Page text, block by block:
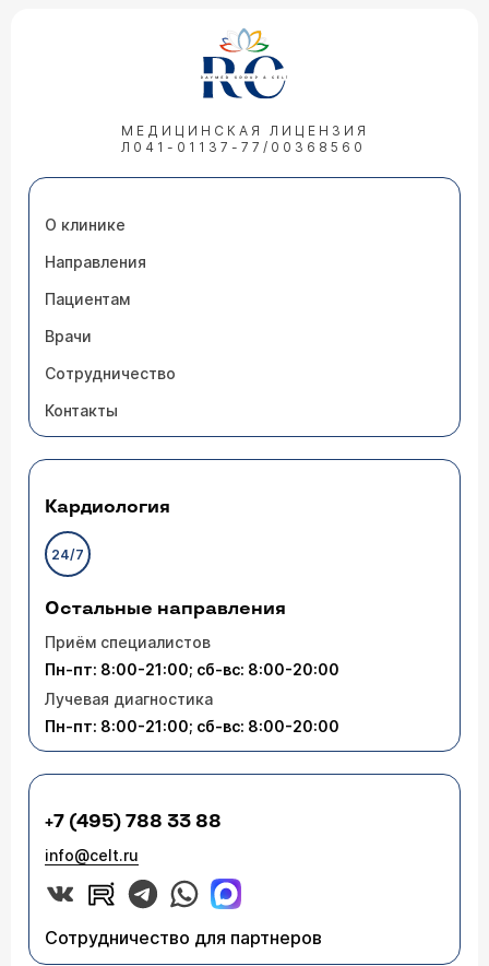
МЕДИЦИНСКАЯ ЛИЦЕНЗИЯ
Л041-01137-77/00368560
О клинике
Направления
Пациентам
Врачи
Сотрудничество
Контакты
Кардиология
24/7
Остальные направления
Приём специалистов
Пн-пт: 8:00-21:00; сб-вс: 8:00-20:00
Лучевая диагностика
Пн-пт: 8:00-21:00; сб-вс: 8:00-20:00
+7 (495) 788 33 88
info@celt.ru
Сотрудничество для партнеров